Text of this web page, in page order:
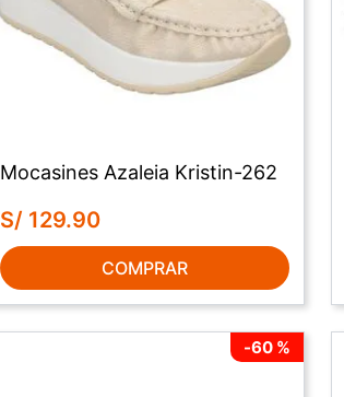
Mocasines Azaleia Kristin-262
S/ 129.90
COMPRAR
-60 %